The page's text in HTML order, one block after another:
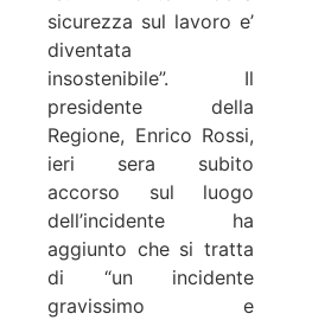
sicurezza sul lavoro e’
diventata
insostenibile”. Il
presidente della
Regione, Enrico Rossi,
ieri sera subito
accorso sul luogo
dell’incidente ha
aggiunto che si tratta
di “un incidente
gravissimo e